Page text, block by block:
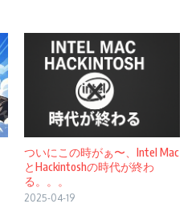
ついにこの時がぁ〜、Intel Mac
とHackintoshの時代が終わ
る。。。
2025-04-19